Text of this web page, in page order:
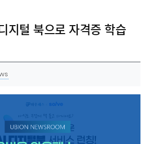
지털 북으로 자격증 학습